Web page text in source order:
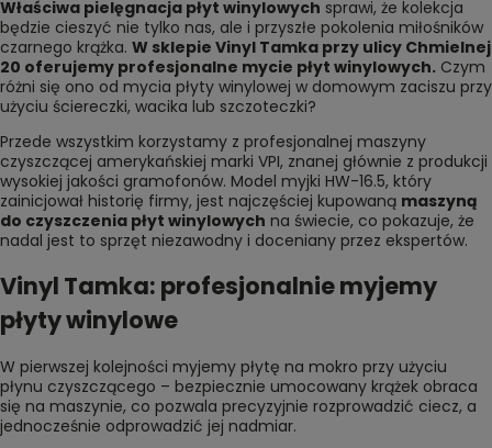
Właściwa pielęgnacja płyt winylowych sprawi, że kolekcja
będzie cieszyć nie tylko nas, ale i przyszłe pokolenia miłośników
czarnego krążka. W sklepie Vinyl Tamka przy ulicy Chmielnej
20 oferujemy profesjonalne mycie płyt winylowych. Czym
różni się ono od mycia płyty winylowej w domowym zaciszu przy
użyciu ściereczki, wacika lub szczoteczki?
Przede wszystkim korzystamy z profesjonalnej maszyny
czyszczącej amerykańskiej marki VPI, znanej głównie z produkcji
wysokiej jakości gramofonów. Model myjki HW-16.5, który
zainicjował historię firmy, jest najczęściej kupowaną maszyną
do czyszczenia płyt winylowych na świecie, co pokazuje, że
nadal jest to sprzęt niezawodny i doceniany przez ekspertów.
Vinyl Tamka: profesjonalnie myjemy
płyty winylowe
W pierwszej kolejności myjemy płytę na mokro przy użyciu
płynu czyszczącego – bezpiecznie umocowany krążek obraca
się na maszynie, co pozwala precyzyjnie rozprowadzić ciecz, a
jednocześnie odprowadzić jej nadmiar.